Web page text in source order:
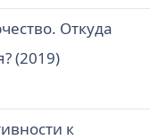
Откуда
(2019)
к